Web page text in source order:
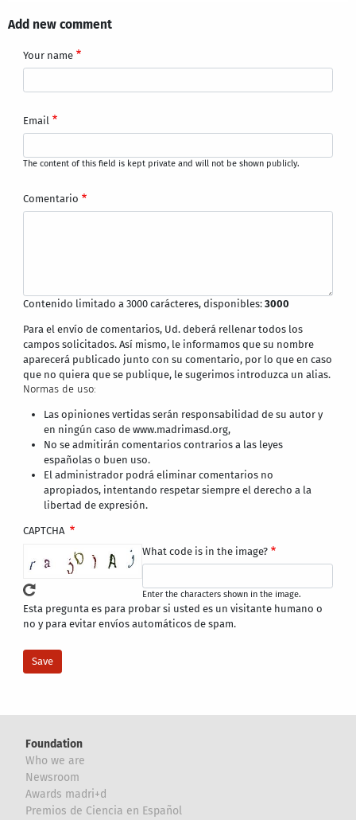
Add new comment
Your name
Email
The content of this field is kept private and will not be shown publicly.
Comentario
Contenido limitado a 3000 carácteres, disponibles:3000
Para el envío de comentarios, Ud. deberá rellenar todos los
campos solicitados. Así mismo, le informamos que su nombre
aparecerá publicado junto con su comentario, por lo que en caso
que no quiera que se publique, le sugerimos introduzca un alias.
Normas de uso:
Las opiniones vertidas serán responsabilidad de su autor y
en ningún caso de www.madrimasd.org,
No se admitirán comentarios contrarios a las leyes
españolas o buen uso.
El administrador podrá eliminar comentarios no
apropiados, intentando respetar siempre el derecho a la
libertad de expresión.
CAPTCHA
What code is in the image?
Enter the characters shown in the image.
Esta pregunta es para probar si usted es un visitante humano o
no y para evitar envíos automáticos de spam.
Foundation
Who we are
Newsroom
Awards madri+d
Premios de Ciencia en Español